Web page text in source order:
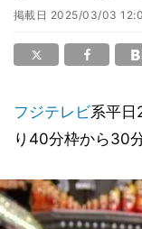
掲載日 2025/03/03
フジテレビ系平日
り40分枠から30